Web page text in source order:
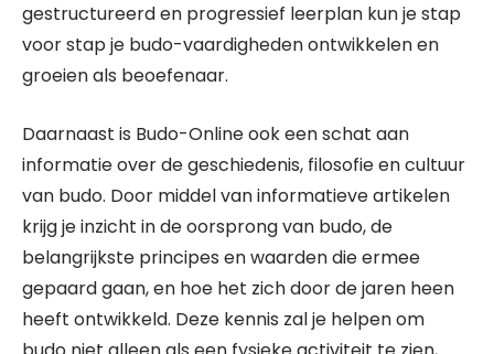
gestructureerd en progressief leerplan kun je stap
voor stap je budo-vaardigheden ontwikkelen en
groeien als beoefenaar.
Daarnaast is Budo-Online ook een schat aan
informatie over de geschiedenis, filosofie en cultuur
van budo. Door middel van informatieve artikelen
krijg je inzicht in de oorsprong van budo, de
belangrijkste principes en waarden die ermee
gepaard gaan, en hoe het zich door de jaren heen
heeft ontwikkeld. Deze kennis zal je helpen om